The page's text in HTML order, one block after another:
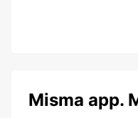
Misma app.